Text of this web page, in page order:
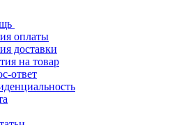
оплаты
доставки
на товар
ответ